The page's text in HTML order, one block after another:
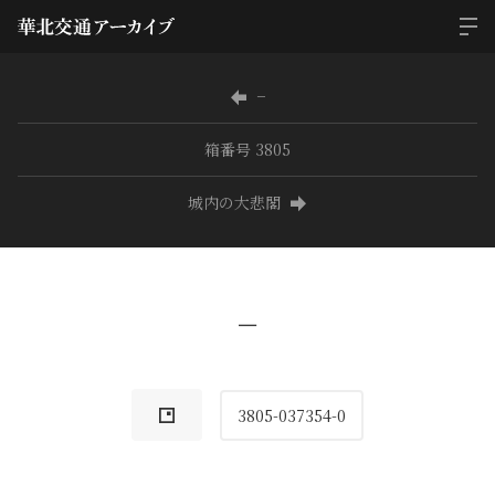
−
箱番号 3805
城内の大悲閣
−
3805-037354-0